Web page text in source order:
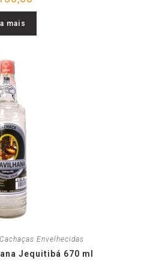
mais
Cachaças Envelhecidas
Jequitibá 670 ml